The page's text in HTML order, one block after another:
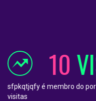
10
sfpkqtjqfy é membro do
visitas